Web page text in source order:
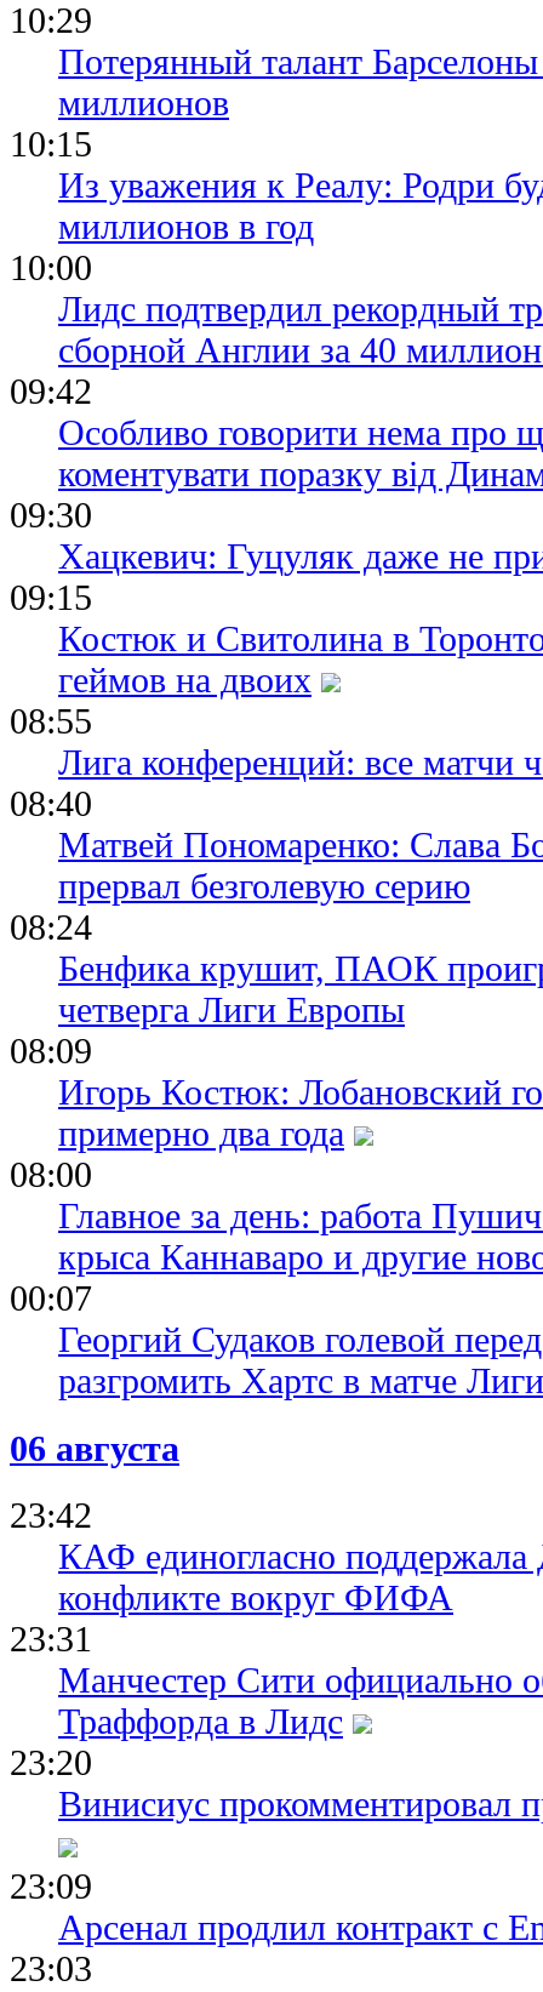
10:29
Потерянный талант
миллионов
10:15
Из уважения к Реалу: Родри
миллионов в год
10:00
Лидс подтвердил рекордный
сборной Англии за 40
09:42
Особливо говорити нема про
коментувати поразку від
09:30
Хацкевич: Гуцуляк даже не
09:15
Костюк и Свитолина в
геймов на двоих
08:55
Лига конференций: все матчи
08:40
Матвей Пономаренко: Слава
прервал безголевую серию
08:24
Бенфика крушит, ПАОК
четверга Лиги Европы
08:09
Игорь Костюк: Лобановский
примерно два года
08:00
Главное за день: работа
крыса Каннаваро и другие
00:07
Георгий Судаков голевой
разгромить Хартс в матче
06 августа
23:42
КАФ единогласно
конфликте вокруг ФИФА
23:31
Манчестер Сити официально
Траффорда в Лидс
23:20
Винисиус прокомментировал
23:09
Арсенал продлил контракт с
23:03